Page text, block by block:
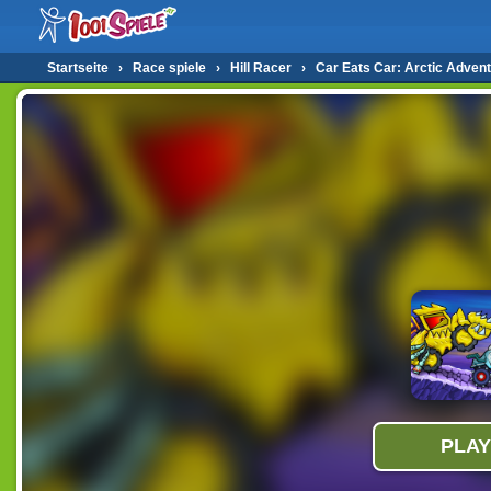
Startseite › Race spiele › Hill Racer › Car Eats Car: Arctic